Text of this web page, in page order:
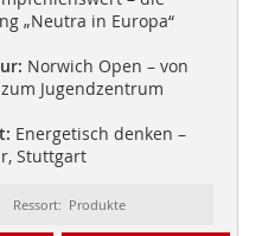
„Neutra in Europa“
Norwich Open – von
Jugendzentrum
Energetisch denken –
Stuttgart
Ressort: Produkte